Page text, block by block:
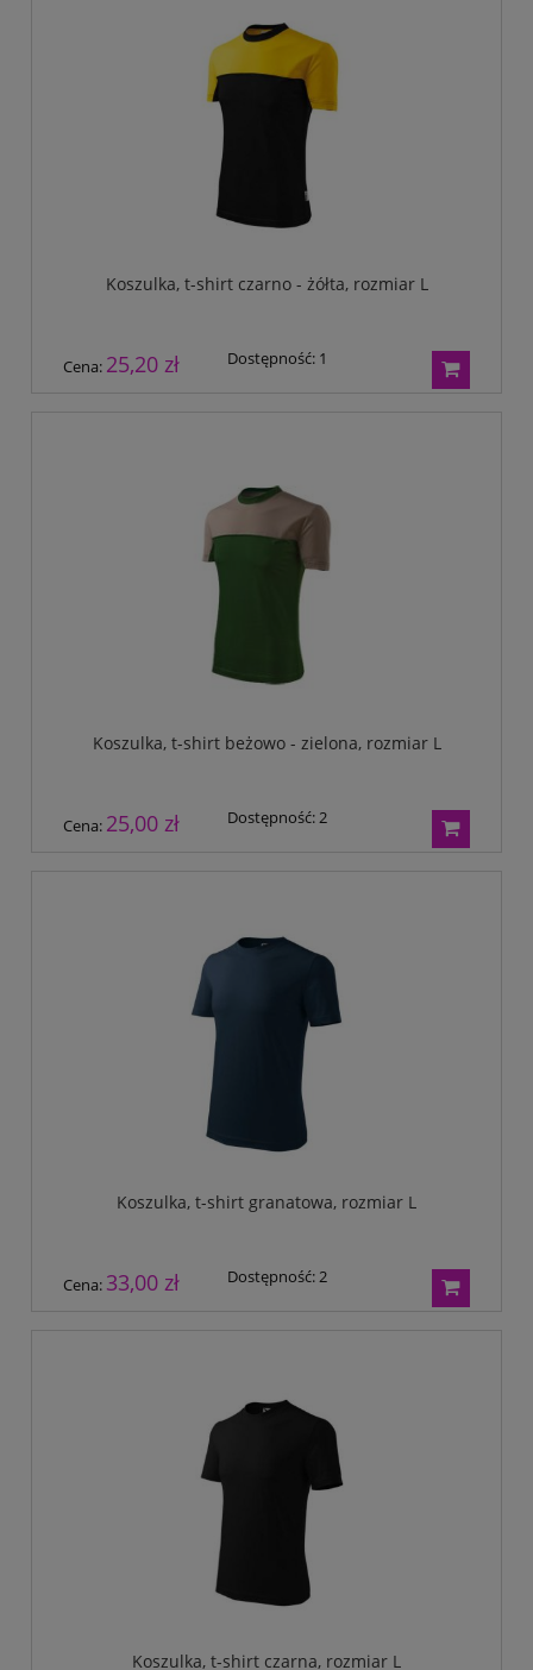
Koszulka, t-shirt czarno - żółta, rozmiar L
Cena: 25,20 zł Dostępność: 1
Koszulka, t-shirt beżowo - zielona, rozmiar L
Cena: 25,00 zł Dostępność:2
Koszulka, t-shirt granatowa, rozmiar L
Cena: 33,00 zł Dostępność:2
Koszulka, t-shirt czarna, rozmiar L